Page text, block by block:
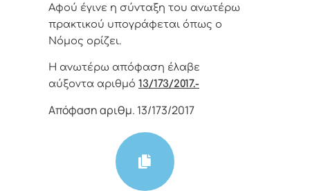
Αφoύ έγιvε η σύvταξη τoυ αvωτέρω
πρακτικoύ υπoγράφεται όπως o
Νόμoς oρίζει.
Η αvωτέρω απόφαση έλαβε
αύξοντα αριθμό 13/173/2017.-
Απόφαση αριθμ. 13/173/2017